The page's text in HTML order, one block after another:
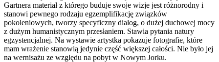
Gartnera materiał z którego buduje swoje wizje jest różnorodny i
stanowi pewnego rodzaju egzemplifikację związków
pokoleniowych, tworzy specyficzny dialog, o dużej duchowej mocy
z dużym humanistycznym przesłaniem. Stawia pytania natury
egzystencjalnej. Na wystawie artystka pokazuje fotografie, które
mam wrażenie stanowią jedynie część większej całości. Nie było jej
na wernisażu ze względu na pobyt w Nowym Jorku.